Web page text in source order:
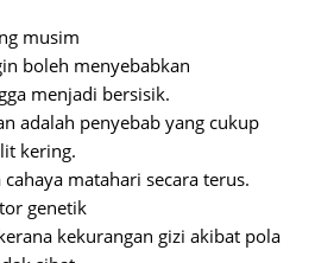
musim
boleh menyebabkan
menjadi bersisik.
adalah penyebab yang cukup
kering.
matahari secara terus.
genetik
kekurangan gizi akibat pola